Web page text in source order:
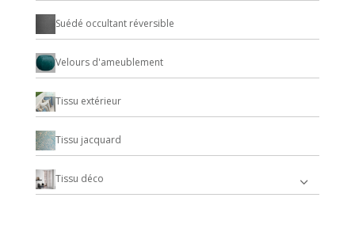
Suédé occultant réversible
Velours d'ameublement
Tissu extérieur
Tissu jacquard
Tissu déco